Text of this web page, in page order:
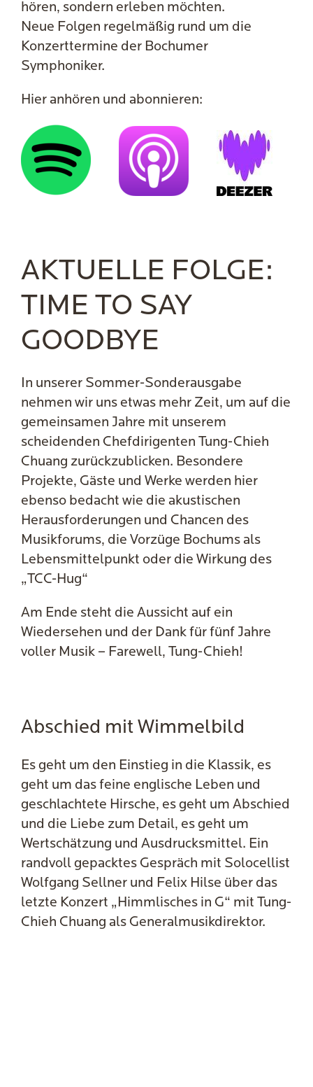
hören, sondern erleben möchten.
Neue Folgen regelmäßig rund um die
Konzerttermine der Bochumer
Symphoniker.
Hier anhören und abonnieren:
AKTUELLE FOLGE:
TIME TO SAY
GOODBYE
In unserer Sommer-Sonderausgabe
nehmen wir uns etwas mehr Zeit, um auf die
gemeinsamen Jahre mit unserem
scheidenden Chefdirigenten Tung-Chieh
Chuang zurückzublicken. Besondere
Projekte, Gäste und Werke werden hier
ebenso bedacht wie die akustischen
Herausforderungen und Chancen des
Musikforums, die Vorzüge Bochums als
Lebensmittelpunkt oder die Wirkung des
„TCC-Hug“
Am Ende steht die Aussicht auf ein
Wiedersehen und der Dank für fünf Jahre
voller Musik – Farewell, Tung-Chieh!
Abschied mit Wimmelbild
Es geht um den Einstieg in die Klassik, es
geht um das feine englische Leben und
geschlachtete Hirsche, es geht um Abschied
und die Liebe zum Detail, es geht um
Wertschätzung und Ausdrucksmittel. Ein
randvoll gepacktes Gespräch mit Solocellist
Wolfgang Sellner und Felix Hilse über das
letzte Konzert „Himmlisches in G“ mit Tung-
Chieh Chuang als Generalmusikdirektor.